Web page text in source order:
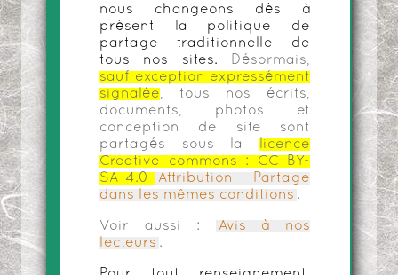
nous changeons dès à
présent la politique de
partage traditionnelle de
tous nos sites.
Désormais,
sauf exception expressément
signalée , tous nos écrits,
documents, photos et
conception de site sont
partagés sous la
licence
Creative commons :
CC BY-
SA 4.0
Attribution - Partage
dans les mêmes conditions .
Voir aussi :
Avis à nos
lecteurs .